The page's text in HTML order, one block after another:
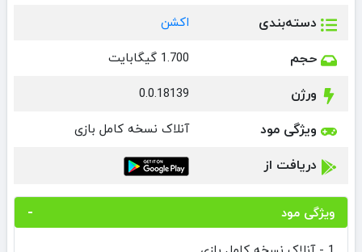
دسته‌بندی اکشن
حجم 1.700 گیگابایت
ورژن 0.0.18139
ویژگی مود آنلاک نسخه کامل بازی
دریافت از
ویژگی مود